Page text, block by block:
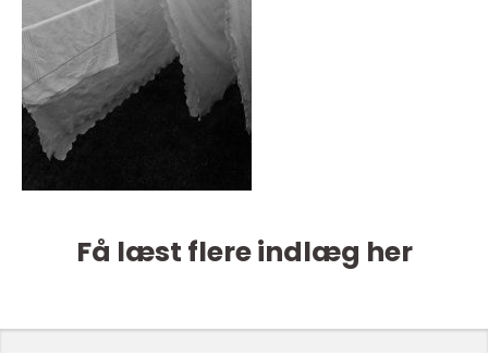
Få læst flere indlæg her